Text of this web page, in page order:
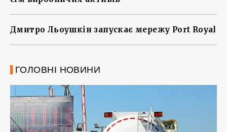
Дмитро Льоушкін запускає мережу Port Royal
ГОЛОВНІ НОВИНИ